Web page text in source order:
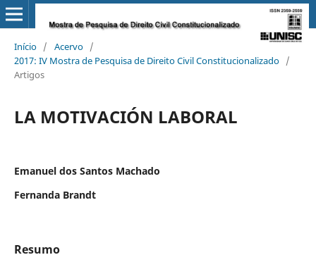
Início / Acervo /
2017: IV Mostra de Pesquisa de Direito Civil Constitucionalizado /
Artigos
LA MOTIVACIÓN LABORAL
Emanuel dos Santos Machado
Fernanda Brandt
Resumo